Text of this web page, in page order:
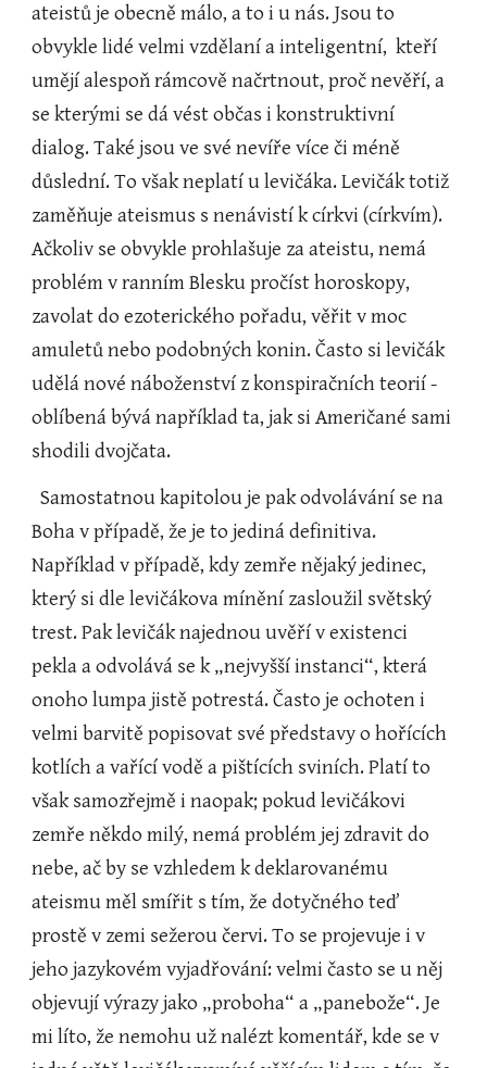
ateistů je obecně málo, a to i u nás. Jsou to
obvykle lidé velmi vzdělaní a inteligentní,  kteří
umějí alespoň rámcově načrtnout, proč nevěří, a
se kterými se dá vést občas i konstruktivní
dialog. Také jsou ve své nevíře více či méně
důslední. To však neplatí u levičáka. Levičák totiž
zaměňuje ateismus s nenávistí k církvi (církvím).
Ačkoliv se obvykle prohlašuje za ateistu, nemá
problém v ranním Blesku pročíst horoskopy,
zavolat do ezoterického pořadu, věřit v moc
amuletů nebo podobných konin. Často si levičák
udělá nové náboženství z konspiračních teorií -
oblíbená bývá například ta, jak si Američané sami
shodili dvojčata.
  Samostatnou kapitolou je pak odvolávání se na
Boha v případě, že je to jediná definitiva.
Například v případě, kdy zemře nějaký jedinec,
který si dle levičákova mínění zasloužil světský
trest. Pak levičák najednou uvěří v existenci
pekla a odvolává se k „nejvyšší instanci“, která
onoho lumpa jistě potrestá. Často je ochoten i
velmi barvitě popisovat své představy o hořících
kotlích a vařící vodě a pištících sviních. Platí to
však samozřejmě i naopak; pokud levičákovi
zemře někdo milý, nemá problém jej zdravit do
nebe, ač by se vzhledem k deklarovanému
ateismu měl smířit s tím, že dotyčného teď
prostě v zemi sežerou červi. To se projevuje i v
jeho jazykovém vyjadřování: velmi často se u něj
objevují výrazy jako „proboha“ a „panebože“. Je
mi líto, že nemohu už nalézt komentář, kde se v